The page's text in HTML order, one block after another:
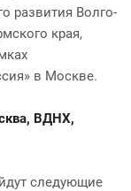
развития Волго-
края,
в Москве.
ВДНХ,
следующие